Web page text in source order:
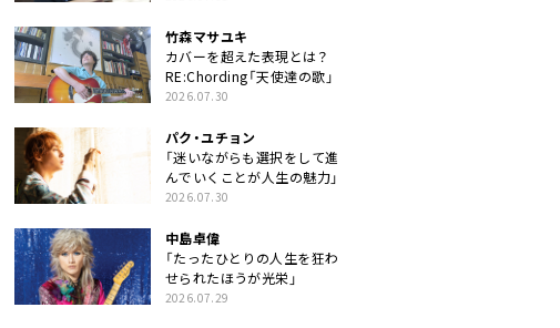
竹森マサユキ
カバーを超えた表現とは？
RE:Chording「天使達の歌」
2026.07.30
パク・ユチョン
「迷いながらも選択をして進
んでいくことが人生の魅力」
2026.07.30
中島卓偉
「たったひとりの人生を狂わ
せられたほうが光栄」
2026.07.29